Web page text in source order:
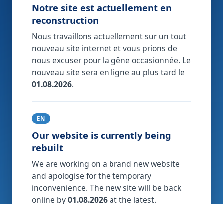
Notre site est actuellement en
reconstruction
Nous travaillons actuellement sur un tout
nouveau site internet et vous prions de
nous excuser pour la gêne occasionnée. Le
nouveau site sera en ligne au plus tard le
01.08.2026.
EN
Our website is currently being
rebuilt
We are working on a brand new website
and apologise for the temporary
inconvenience. The new site will be back
online by01.08.2026at the latest.